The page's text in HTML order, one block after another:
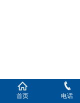
首页 电话